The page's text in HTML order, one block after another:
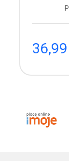
36,99